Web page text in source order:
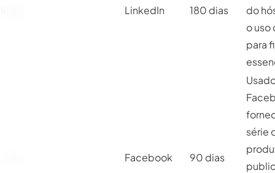
LinkedIn 180 dias
do
o uso
para
Facebook 90 dias
série